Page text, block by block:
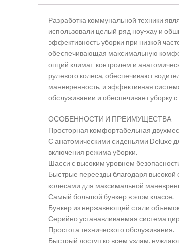
Разработка коммунальной техники
использовали целый ряд ноу-хау и
эффективность уборки при низкой
обеспечивающая максимальную
опций климат-контролем и
рулевого колеса, обеспечивают
маневренность, и эффективная
обслуживании и обеспечивает
ОСОБЕННОСТИ И ПРЕИМУЩЕСТВА
Просторная комфортабельная
С анатомическими сиденьями Deluxe
включения режима уборки.
Шасси с высоким уровнем
Быстрые переезды благодаря
колесами для максимальной
Самый большой бункер в этом классе.
Бункер из нержавеющей стали
Серийно устанавливаемая система
Простота технического обслуживания.
Быстрый доступ ко всем узлам,